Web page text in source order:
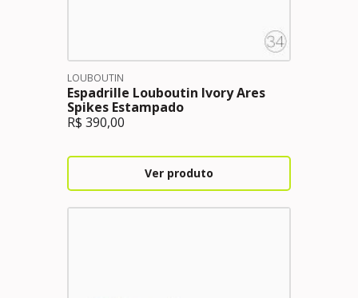
LOUBOUTIN
Espadrille Louboutin Ivory Ares
Spikes Estampado
R$ 390,00
Ver produto